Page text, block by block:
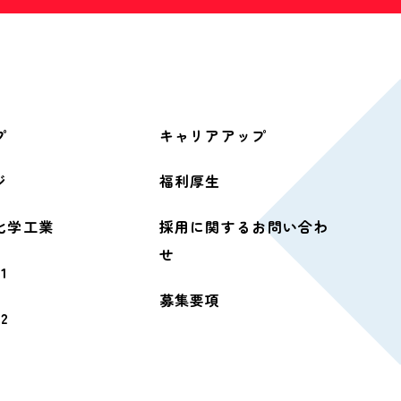
学工業
キャリアアップ
福利厚生
採用に関するお問い合わ
せ
募集要項